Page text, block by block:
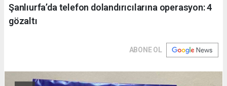
Şanlıurfa’da telefon dolandırıcılarına operasyon: 4
gözaltı
ABONE OL